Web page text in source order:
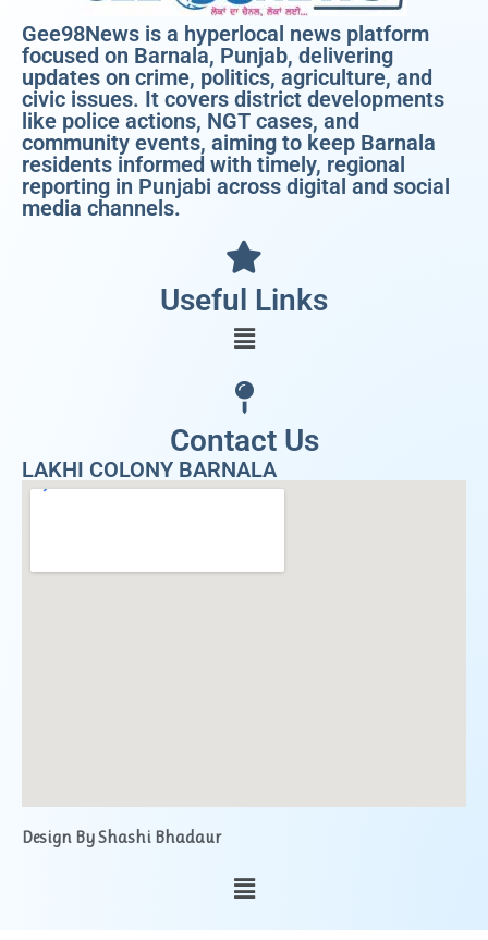
Gee98News is a hyperlocal news platform
focused on Barnala, Punjab, delivering
updates on crime, politics, agriculture, and
civic issues. It covers district developments
like police actions, NGT cases, and
community events, aiming to keep Barnala
residents informed with timely, regional
reporting in Punjabi across digital and social
media channels.
Useful Links
Contact Us
LAKHI COLONY BARNALA
Design By Shashi Bhadaur